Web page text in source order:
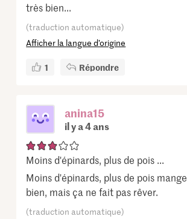
très bien...
(traduction automatique)
Afficher la langue d’origine
1 Répondre
anina15
il y a 4 ans
Moins d'épinards, plus de pois ...
Moins d'épinards, plus de pois
bien, mais ça ne fait pas rêver.
(traduction automatique)